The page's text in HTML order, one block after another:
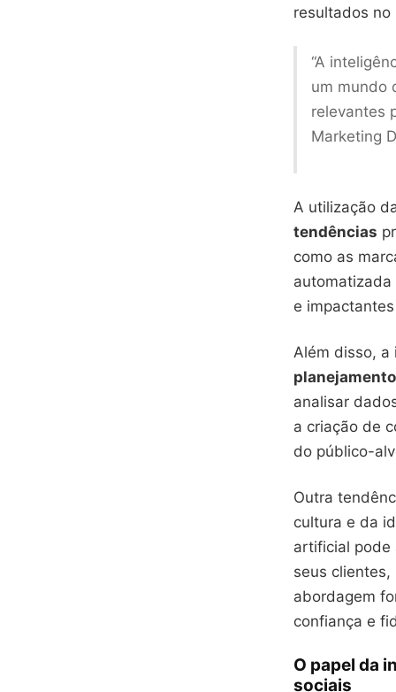
resultados no
“A
um mundo
relevantes
Marketing
A utilização
tendências
como as
automatizada
e
Além disso, a
analisar
a criação de
do público-
Outra
cultura e da
artificial pode
seus
abordagem
confiança e
O papel da
sociais